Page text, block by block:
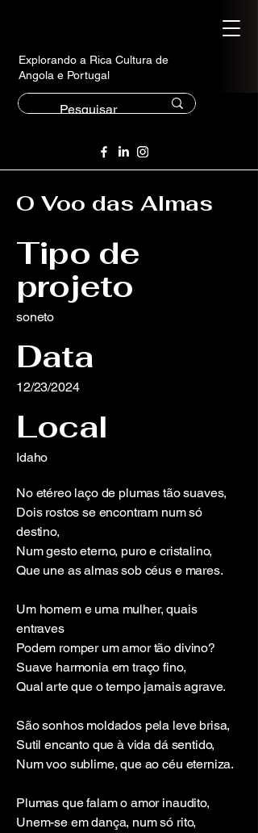
Explorando a Rica Cultura de
Angola e Portugal
O Voo das Almas
Tipo de
projeto
soneto
Data
12/23/2024
Local
Idaho
No etéreo laço de plumas tão suaves,
Dois rostos se encontram num só
destino,
Num gesto eterno, puro e cristalino,
Que une as almas sob céus e mares.
Um homem e uma mulher, quais
entraves
Podem romper um amor tão divino?
Suave harmonia em traço fino,
Qual arte que o tempo jamais agrave.
São sonhos moldados pela leve brisa,
Sutil encanto que à vida dá sentido,
Num voo sublime, que ao céu eterniza.
Plumas que falam o amor inaudito,
Unem-se em dança, num só rito,